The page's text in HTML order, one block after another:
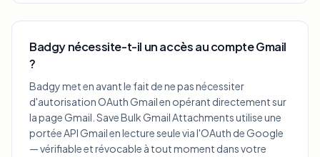
Badgy nécessite-t-il un accès au compte Gmail
?
Badgy met en avant le fait de ne pas nécessiter
d'autorisation OAuth Gmail en opérant directement sur
la page Gmail. Save Bulk Gmail Attachments utilise une
portée API Gmail en lecture seule via l'OAuth de Google
— vérifiable et révocable à tout moment dans votre